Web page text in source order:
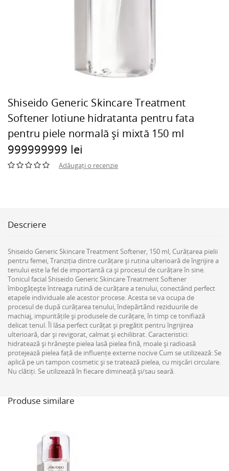
Shiseido Generic Skincare Treatment
Softener lotiune hidratanta pentru fata
pentru piele normală și mixtă 150 ml
999999999 lei
Adăugați o recenzie
Descriere
Shiseido Generic Skincare Treatment Softener, 150 ml, Curățarea pielii
pentru femei, Tranziția dintre curățare și rutina ulterioară de îngrijire a
tenului este la fel de importantă ca și procesul de curățare în sine.
Tonicul facial Shiseido Generic Skincare Treatment Softener
îmbogățește întreaga rutină de curățare a tenului, conectând perfect
etapele individuale ale acestor procese. Acesta se va ocupa de
procesul de după curățarea tenului, îndepărtând reziduurile de
machiaj, impuritățile și produsele de curățare, în timp ce tonifiază
delicat tenul. Îl lăsa perfect curățat și pregătit pentru îngrijirea
ulterioară, dar și revigorat, calmat și echilibrat. Caracteristici:
hidratează și hrănește pielea lasă pielea fină, moale și radioasă
protejează pielea față de influențe externe nocive Cum se utilizează: Se
aplică pe un tampon cosmetic și se tratează pielea, cu mișcări circulare.
Nu clătiți. Se utilizează în fiecare dimineață și/sau seară.
Produse similare